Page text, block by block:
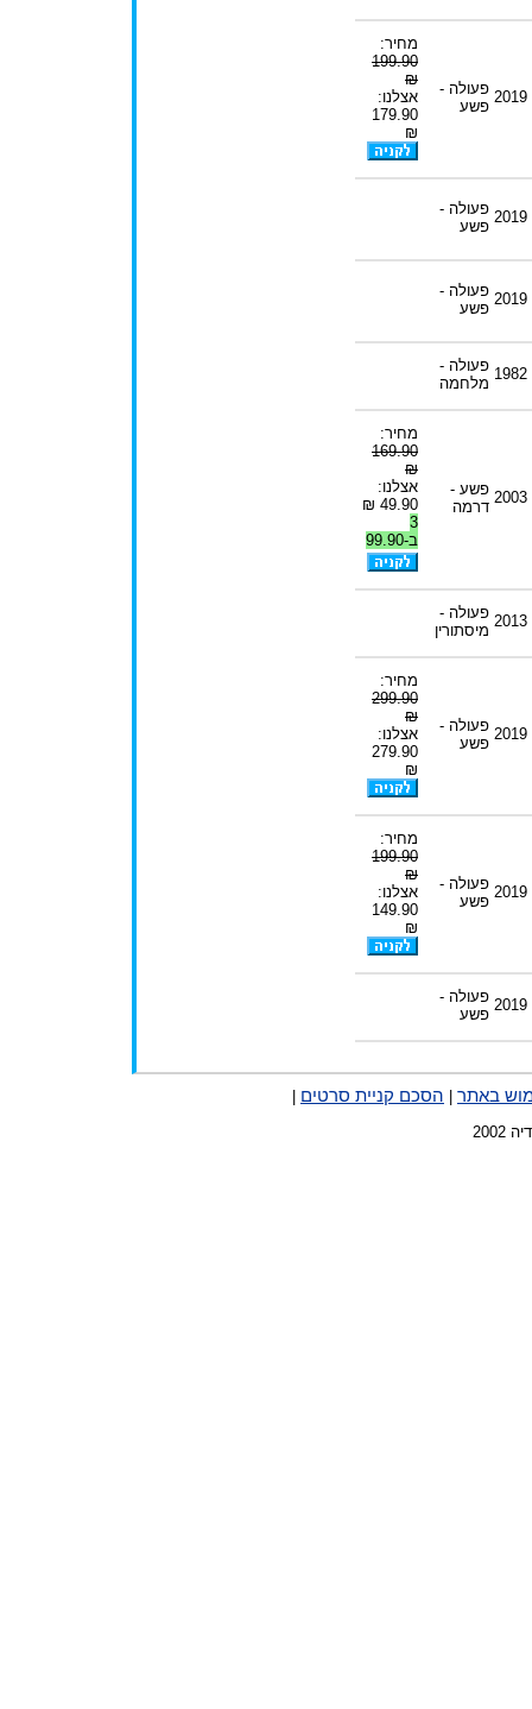
2019 פעולה -
פשע
מחיר:
199.90
₪
אצלנו:
179.90
₪
2019 פעולה -
פשע
2019 פעולה -
פשע
1982 פעולה -
מלחמה
2003 פשע -
דרמה
מחיר:
169.90
₪
אצלנו:
49.90 ₪
3
ב-99.90
2013 פעולה -
מיסתורין
2019 פעולה -
פשע
מחיר:
299.90
₪
אצלנו:
279.90
₪
2019 פעולה -
פשע
מחיר:
199.90
₪
אצלנו:
149.90
₪
2019 פעולה -
פשע
באתר הסכם קניית סרטים